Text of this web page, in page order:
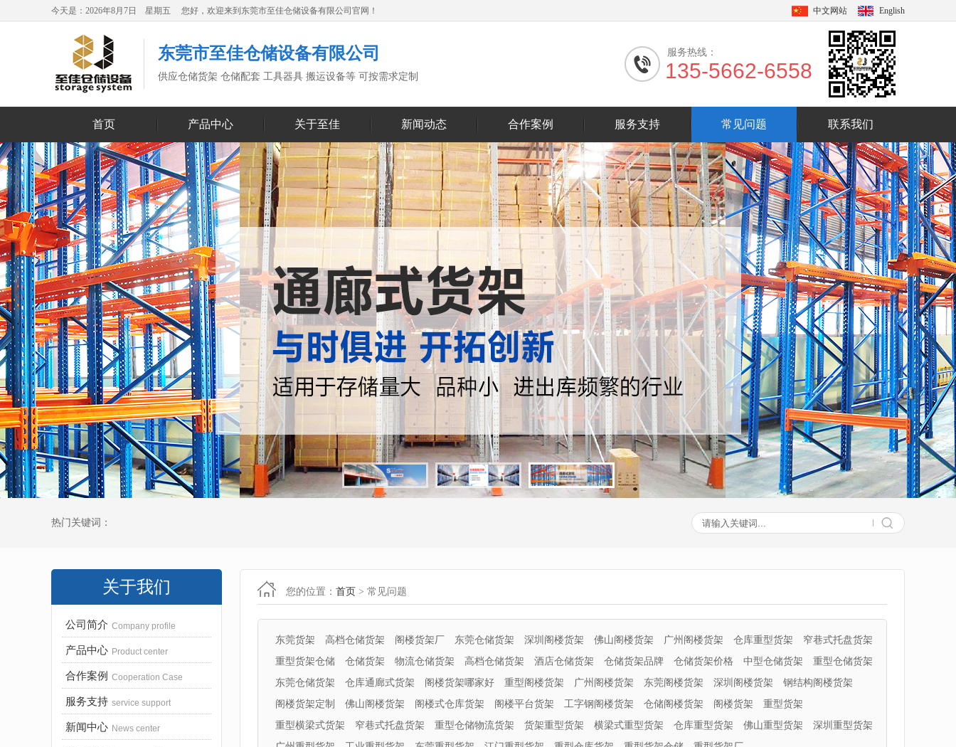
今天是：2026年8月7日 星期五 您好，欢迎来到东莞市至佳仓储设备有限公司官网！ 中文网站 English
东莞市至佳仓储设备有限公司
供应仓储货架 仓储配套 工具器具 搬运设备等 可按需求定制
服务热线：
135-5662-6558
首页 产品中心 关于至佳 新闻动态 合作案例 服务支持 常见问题 联系我们
热门关键词：
关于我们
公司简介 Company profile
产品中心 Product center
合作案例 Cooperation Case
服务支持 service support
新闻中心 News center
您的位置： 首页 > 常见问题
东莞货架 高档仓储货架 阁楼货架厂 东莞仓储货架 深圳阁楼货架 佛山阁楼货架 广州阁楼货架 仓库重型货架
窄巷式托盘货架
重型货架仓储
仓储货架 物流仓储货架 高档仓储货架 酒店仓储货架 仓储货架品牌 仓储货架价格 中型仓储货架
重型仓储货架
东莞仓储货架
仓库通廊式货架 阁楼货架哪家好 重型阁楼货架 广州阁楼货架 东莞阁楼货架 深圳阁楼货架
钢结构阁楼货架
阁楼货架定制
佛山阁楼货架 阁楼式仓库货架 阁楼平台货架 工字钢阁楼货架 仓储阁楼货架 阁楼货架
重型货架
重型横梁式货架
窄巷式托盘货架 重型仓储物流货架 货架重型货架 横梁式重型货架 仓库重型货架 佛山重型货架
深圳重型货架